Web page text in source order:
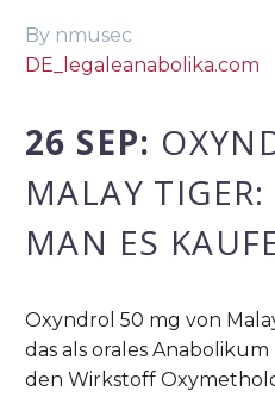
By nmusec
DE_legaleanabolika.com
26 SEP:
MALAY
MAN ES
Oxyndrol 50 mg von
das als orales
den Wirkstoff